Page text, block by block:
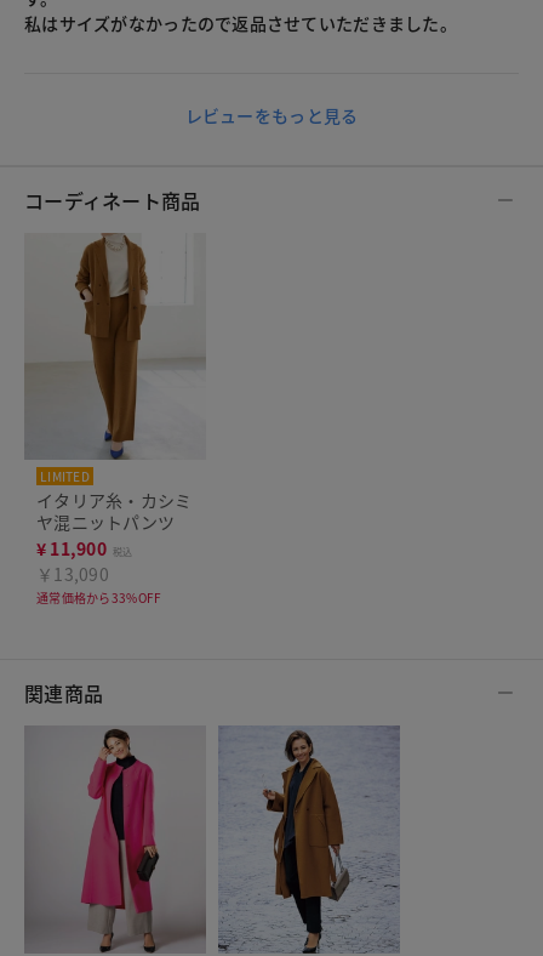
私はサイズがなかったので返品させていただきました。
レビューをもっと見る
コーディネート商品
LIMITED
イタリア糸・カシミ
ヤ混ニットパンツ
¥ 11,900 税込
￥13,090
通常価格から33%OFF
関連商品